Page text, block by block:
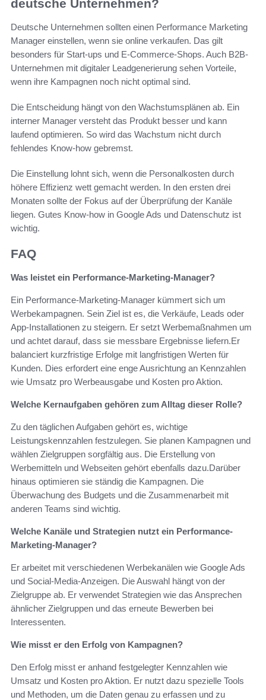
deutsche Unternehmen?
Deutsche Unternehmen sollten einen Performance Marketing
Manager einstellen, wenn sie online verkaufen. Das gilt
besonders für Start-ups und E-Commerce-Shops. Auch B2B-
Unternehmen mit digitaler Leadgenerierung sehen Vorteile,
wenn ihre Kampagnen noch nicht optimal sind.
Die Entscheidung hängt von den Wachstumsplänen ab. Ein
interner Manager versteht das Produkt besser und kann
laufend optimieren. So wird das Wachstum nicht durch
fehlendes Know-how gebremst.
Die Einstellung lohnt sich, wenn die Personalkosten durch
höhere Effizienz wett gemacht werden. In den ersten drei
Monaten sollte der Fokus auf der Überprüfung der Kanäle
liegen. Gutes Know-how in Google Ads und Datenschutz ist
wichtig.
FAQ
Was leistet ein Performance-Marketing-Manager?
Ein Performance-Marketing-Manager kümmert sich um
Werbekampagnen. Sein Ziel ist es, die Verkäufe, Leads oder
App-Installationen zu steigern. Er setzt Werbemaßnahmen um
und achtet darauf, dass sie messbare Ergebnisse liefern.Er
balanciert kurzfristige Erfolge mit langfristigen Werten für
Kunden. Dies erfordert eine enge Ausrichtung an Kennzahlen
wie Umsatz pro Werbeausgabe und Kosten pro Aktion.
Welche Kernaufgaben gehören zum Alltag dieser Rolle?
Zu den täglichen Aufgaben gehört es, wichtige
Leistungskennzahlen festzulegen. Sie planen Kampagnen und
wählen Zielgruppen sorgfältig aus. Die Erstellung von
Werbemitteln und Webseiten gehört ebenfalls dazu.Darüber
hinaus optimieren sie ständig die Kampagnen. Die
Überwachung des Budgets und die Zusammenarbeit mit
anderen Teams sind wichtig.
Welche Kanäle und Strategien nutzt ein Performance-
Marketing-Manager?
Er arbeitet mit verschiedenen Werbekanälen wie Google Ads
und Social-Media-Anzeigen. Die Auswahl hängt von der
Zielgruppe ab. Er verwendet Strategien wie das Ansprechen
ähnlicher Zielgruppen und das erneute Bewerben bei
Interessenten.
Wie misst er den Erfolg von Kampagnen?
Den Erfolg misst er anhand festgelegter Kennzahlen wie
Umsatz und Kosten pro Aktion. Er nutzt dazu spezielle Tools
und Methoden, um die Daten genau zu erfassen und zu